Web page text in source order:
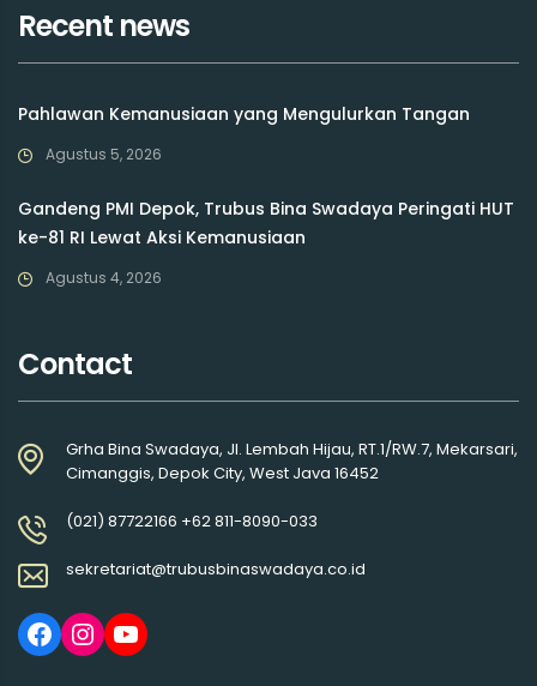
Recent news
Pahlawan Kemanusiaan yang Mengulurkan Tangan
Agustus 5, 2026
Gandeng PMI Depok, Trubus Bina Swadaya Peringati HUT
ke-81 RI Lewat Aksi Kemanusiaan
Agustus 4, 2026
Contact
Grha Bina Swadaya, Jl. Lembah Hijau, RT.1/RW.7, Mekarsari,
Cimanggis, Depok City, West Java 16452
(021) 87722166 +62 811-8090-033
sekretariat@trubusbinaswadaya.co.id
Facebook
Instagram
YouTube